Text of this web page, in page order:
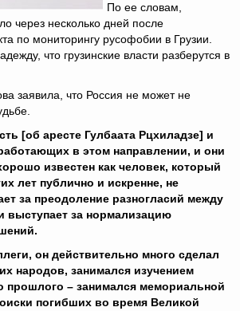
По ее словам,
через несколько дней после
по мониторингу русофобии в Грузии.
что грузинские власти разберутся в
заявила, что Россия не может не
[об аресте Гулбаата Рцхиладзе] и
в этом направлении, и они
известен как человек, который
лет публично и искренне, не
за преодоление разногласий между
выступает за нормализацию
он действительно много сделал
народов, занимался изучением
прошлого – занимался мемориальной
погибших во время Великой